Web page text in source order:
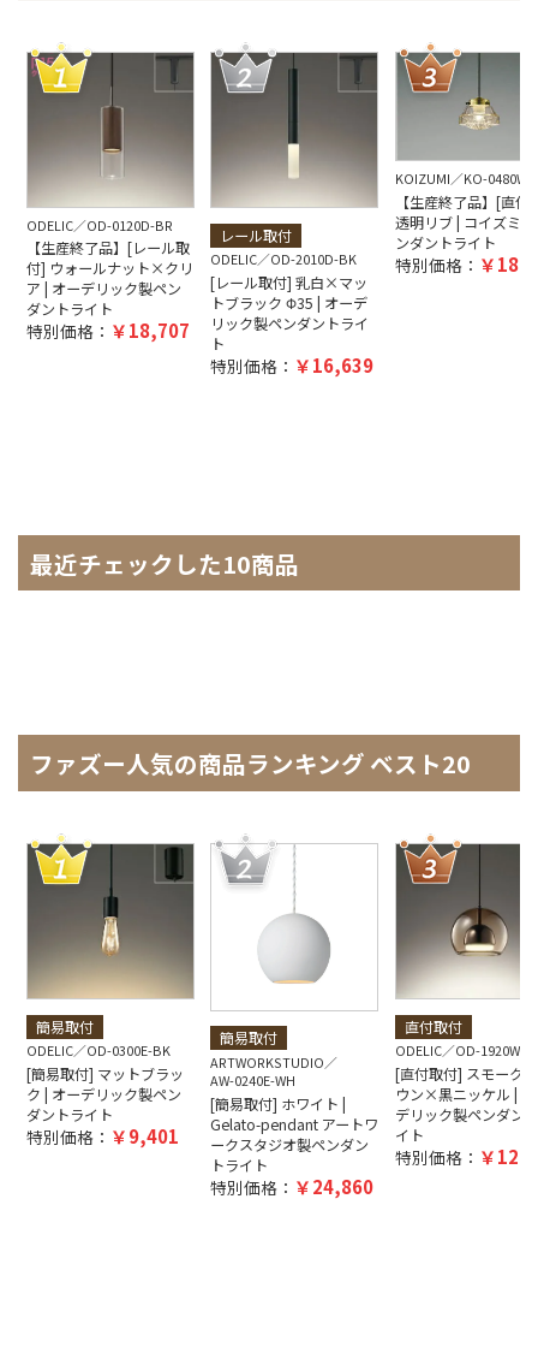
ODELIC OD-0120D-BR
【生産終了品】[レール取
付] ウォールナット×クリ
ア | オーデリック製ペン
ダントライト
特別価格： 18,707
レール取付
ODELIC OD-2010D-BK
[レール取付] 乳白×マッ
トブラック Φ35 | オーデ
リック製ペンダントライ
ト
特別価格： 16,639
KOIZUMI KO-0480W-
【生産終了品】[直付
透明リブ | コイズミ
ンダントライト
特別価格：
最近チェックした10商品
ファズー人気の商品ランキング ベスト20
簡易取付
ODELIC OD-0300E-BK
[簡易取付] マットブラッ
ク | オーデリック製ペン
ダントライト
特別価格： 9,401
簡易取付
ARTWORKSTUDIO
AW-0240E-WH
[簡易取付] ホワイト |
Gelato-pendant アートワ
ークスタジオ製ペンダン
トライト
特別価格： 24,860
直付取付
ODELIC OD-1920W-
[直付取付] スモーク
ウン×黒ニッケル |
デリック製ペンダン
イト
特別価格：